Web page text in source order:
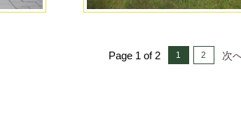
Page 1 of 2 1 2 次